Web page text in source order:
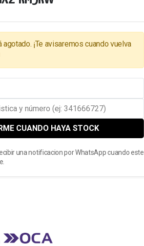
¡Te avisaremos cuando vuelva
CUANDO HAYA STOCK
una notificacion por WhatsApp cuando este